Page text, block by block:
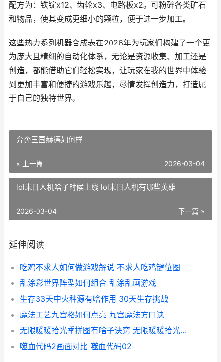
配方为：铁锭x12、齿轮x3、电路板x2。可粉碎各类矿石
和物品，使其变成更细小的颗粒，便于进一步加工。
这些热力系列机器合成表在2026年为玩家们构建了一个更
为庞大且精细的自动化体系，无论是资源收集、加工还是
创造，都能借助它们轻松实现，让玩家在我的世界中体验
到更加丰富和便捷的游戏乐趣，尽情发挥创造力，打造属
于自己的独特世界。
奔奔王国赫德如何样
« 上一篇 2026-03-04
lol末日人机啥子时候上线 lol末日人机有哪些英雄
下一篇 »
2026-03-04
延伸阅读
吃鸡不求人如何做游戏解说 不求人吃鸡键位图
乱涂彩世界阵型如何组合 乱涂乱画游戏
生存33天中火种源有啥作用 30天生存挑战
魔法工艺九宫格如何点亮 九宫魔法方口诀
无限暖暖拾光季拼图有啥子诀窍 无限暖暖拾光季活动
噬血代码2画面对比 噬血代码02